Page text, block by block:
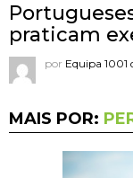
praticam
por Equipa 1001
MAIS POR: